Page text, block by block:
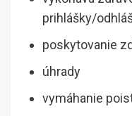
prihlášky/
poskytovanie
úhrady
vymáhanie